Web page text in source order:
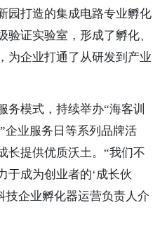
园打造的集成电路专业孵化
证实验室，形成了孵化、
为企业打通了从研发到产业
务模式，持续举办“海客训
企业服务日等系列品牌活
长提供优质沃土。“我们不
于成为创业者的‘成长伙
技企业孵化器运营负责人介